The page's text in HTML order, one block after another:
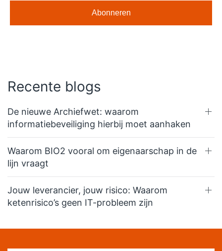
Recente blogs
De nieuwe Archiefwet: waarom
informatiebeveiliging hierbij moet aanhaken
Waarom BIO2 vooral om eigenaarschap in de
lijn vraagt
Jouw leverancier, jouw risico: Waarom
ketenrisico’s geen IT-probleem zijn